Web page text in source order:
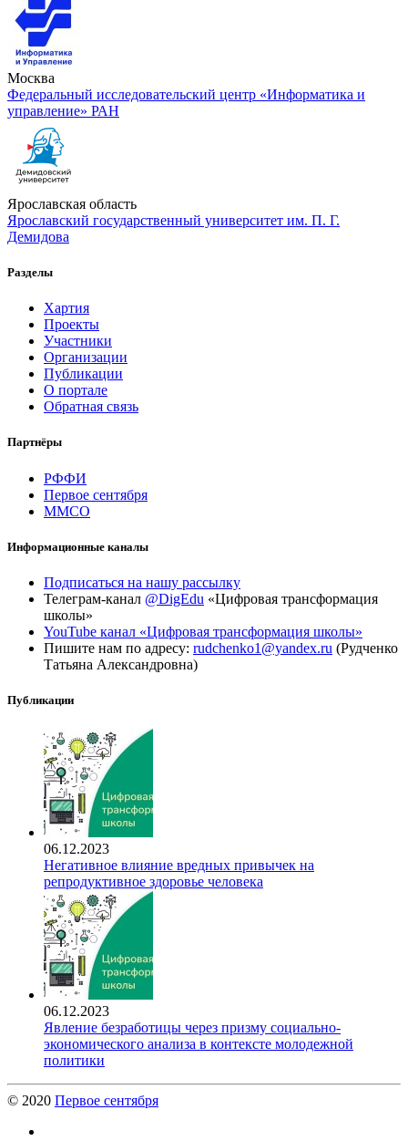
Москва
Федеральный исследовательский центр «Информатика и
управление» РАН
Ярославская область
Ярославский государственный университет им. П. Г.
Демидова
Разделы
Хартия
Проекты
Участники
Организации
Публикации
О портале
Обратная связь
Партнёры
РФФИ
Первое сентября
ММСО
Информационные каналы
Подписаться на нашу рассылку
Телеграм-канал @DigEdu «Цифровая трансформация
школы»
YouTube канал «Цифровая трансформация школы»
Пишите нам по адресу: rudchenko1@yandex.ru (Рудченко
Татьяна Александровна)
Публикации
06.12.2023
Негативное влияние вредных привычек на
репродуктивное здоровье человека
06.12.2023
Явление безработицы через призму социально-
экономического анализа в контексте молодежной
политики
© 2020 Первое сентября